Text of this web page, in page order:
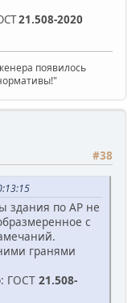
21.508-2020
появилось
#38
здания по АР не
с
гранями
ГОСТ 21.508-